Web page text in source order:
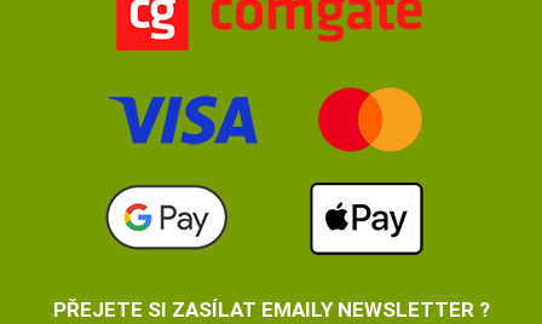
PŘEJETE SI ZASÍLAT EMAILY NEWSLETTER ?